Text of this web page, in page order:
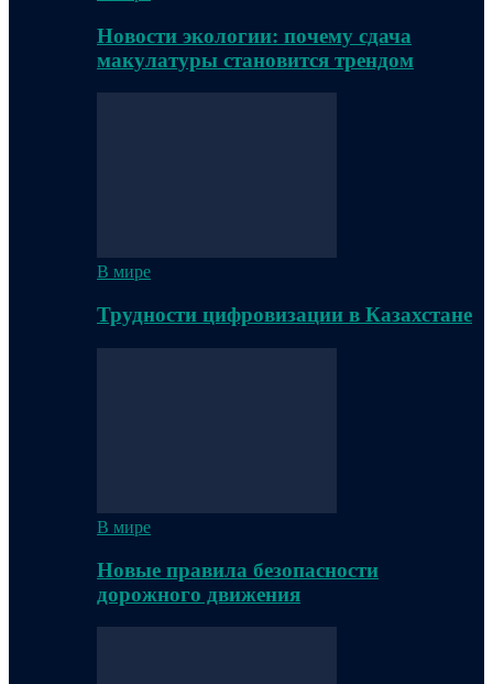
Новости экологии: почему сдача
макулатуры становится трендом
В мире
Трудности цифровизации в Казахстане
В мире
Новые правила безопасности
дорожного движения